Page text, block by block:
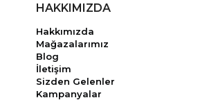
HAKKIMIZDA
Hakkımızda
Mağazalarımız
Blog
İletişim
Sizden Gelenler
Kampanyalar